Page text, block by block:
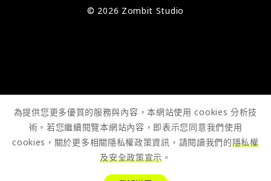
© 2026 Zombit Studio
為提供您更多優質的服務與內容，本網站使用 cookies 分析技
術。若您繼續閱覽本網站內容，即表示您同意我們使用
cookies，關於更多相關隱私權政策資訊，請閱讀我們的隱私權
及安全政策宣示 。